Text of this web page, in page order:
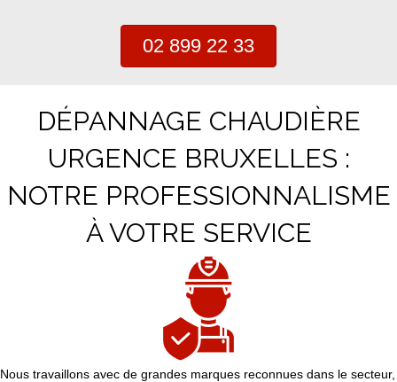
02 899 22 33
DÉPANNAGE CHAUDIÈRE
URGENCE BRUXELLES :
NOTRE PROFESSIONNALISME
À VOTRE SERVICE
Nous travaillons avec de grandes marques reconnues dans le secteur,